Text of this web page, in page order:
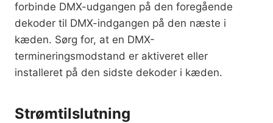
forbinde DMX-udgangen på den foregående
dekoder til DMX-indgangen på den næste i
kæden. Sørg for, at en DMX-
termineringsmodstand er aktiveret eller
installeret på den sidste dekoder i kæden.
Strømtilslutning